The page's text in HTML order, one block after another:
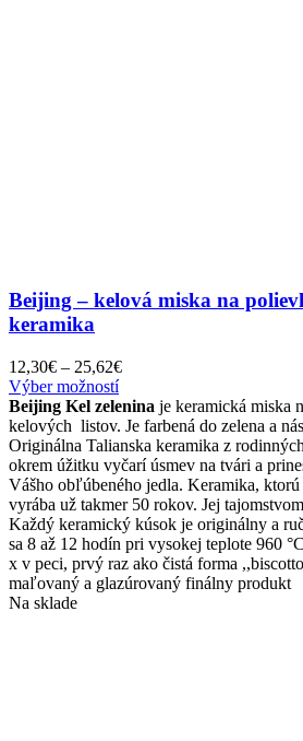
Beijing – kelová miska na
keramika
12,30€ – 25,62€Price
12,30€
through
25,62€
Výber možnostíTento
produkt
má
viacero
variantov.
Možnosti
si
môžete
vybrať
na
stránke
Beijing Kel zelenina je keramická miska
kelových listov. Je farbená do zelena a
Originálna Talianska keramika z
okrem úžitku vyčarí úsmev na tvári a
Vášho obľúbeného jedla. Keramika, ktorú
vyrába už takmer 50 rokov. Jej
Každý keramický kúsok je originálny a
sa 8 až 12 hodín pri vysokej teplote 960
x v peci, prvý raz ako čistá forma
maľovaný a glazúrovaný finálny produkt
Na sklade